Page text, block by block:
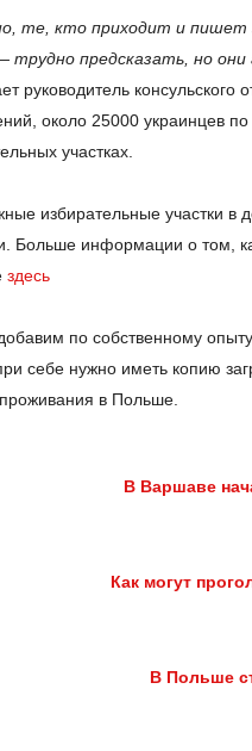
те, кто приходит и
трудно предсказать, но
руководитель консульского
около 25000 украинцев
участках.
избирательные участки в
Больше информации о том,
здесь
по собственному
себе нужно иметь копию
в Польше.
В Варшаве
Как могут
В Польше